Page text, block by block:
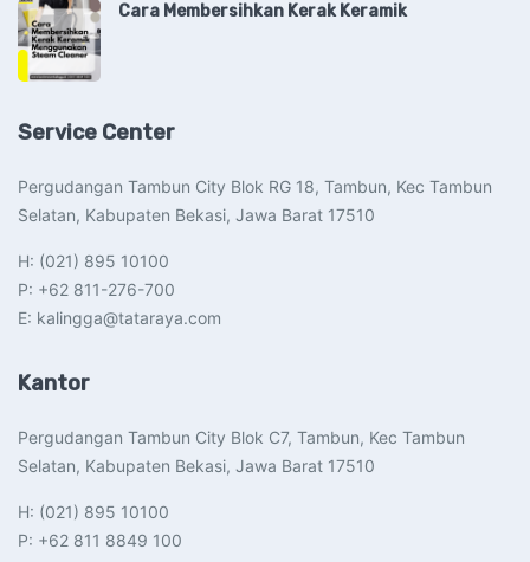
Cara Membersihkan Kerak Keramik
Service Center
Pergudangan Tambun City Blok RG 18, Tambun, Kec Tambun
Selatan, Kabupaten Bekasi, Jawa Barat 17510​
H: (021) 895 10100
P: +62 811-276-700
E: kalingga@tataraya.com
Kantor
Pergudangan Tambun City Blok C7, Tambun, Kec Tambun
Selatan, Kabupaten Bekasi, Jawa Barat 17510​
H: (021) 895 10100
P: +62 811 8849 100